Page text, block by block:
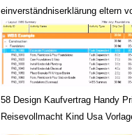
einverständniserklärung eltern
58 Design Kaufvertrag Handy
Reisevollmacht Kind Usa